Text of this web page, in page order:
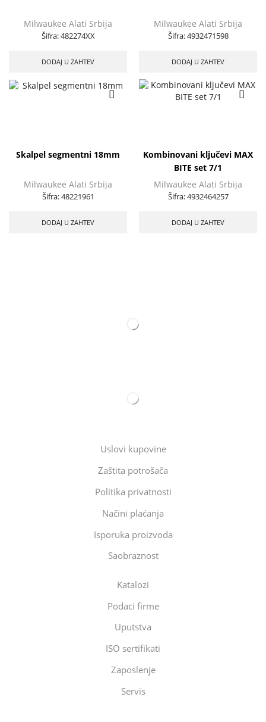
Milwaukee Alati Srbija
Šifra:482274XX
DODAJ U ZAHTEV
Milwaukee Alati Srbija
Šifra:4932471598
DODAJ U ZAHTEV
Skalpel segmentni 18mm
Milwaukee Alati Srbija
Šifra:48221961
DODAJ U ZAHTEV
Kombinovani ključevi MAX
BITE set 7/1
Milwaukee Alati Srbija
Šifra:4932464257
DODAJ U ZAHTEV
Uslovi kupovine
Zaštita potrošača
Politika privatnosti
Načini plaćanja
Isporuka proizvoda
Saobraznost
Katalozi
Podaci firme
Uputstva
ISO sertifikati
Zaposlenje
Servis